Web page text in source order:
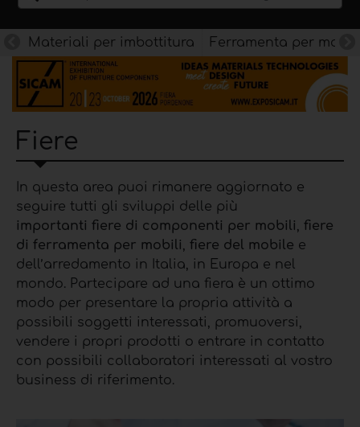
Materiali per imbottitura Ferramenta per mobili
Fiere
In questa area puoi rimanere aggiornato e
seguire tutti gli sviluppi delle più
importanti fiere di componenti per mobili, fiere
di ferramenta per mobili, fiere del mobile e
dell’arredamento in Italia, in Europa e nel
mondo. Partecipare ad una fiera è un ottimo
modo per presentare la propria attività a
possibili soggetti interessati, promuoversi,
vendere i propri prodotti o entrare in contatto
con possibili collaboratori interessati al vostro
business di riferimento.